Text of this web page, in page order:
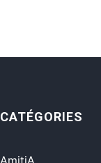
CATÉGORIES
AmitiA